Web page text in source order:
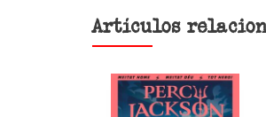
Artículos